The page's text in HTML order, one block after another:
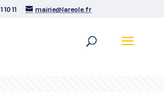
10 11 mairie@lareole.fr